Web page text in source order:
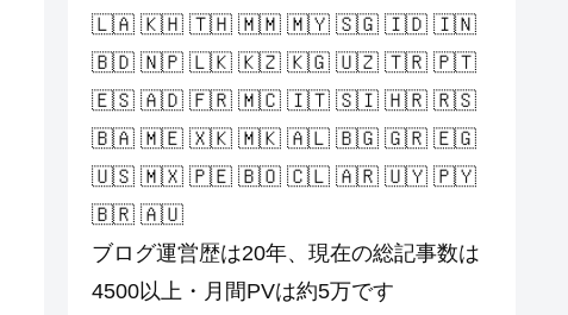
🇱🇦 🇰🇭 🇹🇭 🇲🇲 🇲🇾 🇸🇬 🇮🇩 🇮🇳
🇧🇩 🇳🇵 🇱🇰 🇰🇿 🇰🇬 🇺🇿 🇹🇷 🇵🇹
🇪🇸 🇦🇩 🇫🇷 🇲🇨 🇮🇹 🇸🇮 🇭🇷 🇷🇸
🇧🇦 🇲🇪 🇽🇰 🇲🇰 🇦🇱 🇧🇬 🇬🇷 🇪🇬
🇺🇸 🇲🇽 🇵🇪 🇧🇴 🇨🇱 🇦🇷 🇺🇾 🇵🇾
🇧🇷 🇦🇺
ブログ運営歴は20年、現在の総記事数は
4500以上・月間PVは約5万です